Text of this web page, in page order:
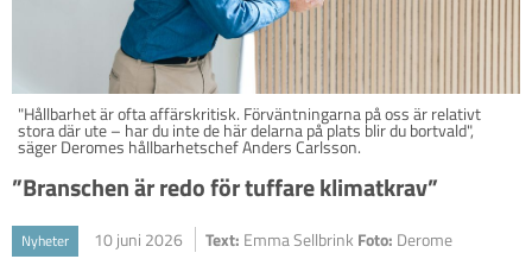
"Hållbarhet är ofta affärskritisk. Förväntningarna på oss är relativt
stora där ute – har du inte de här delarna på plats blir du bortvald",
säger Deromes hållbarhetschef Anders Carlsson.
”Branschen är redo för tuffare klimatkrav”
Nyheter 10 juni 2026 Text: Emma Sellbrink Foto: Derome